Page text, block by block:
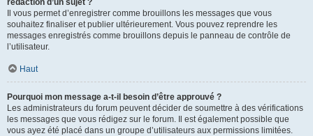
rédaction d’un sujet ?
Il vous permet d’enregistrer comme brouillons les messages que vous
souhaitez finaliser et publier ultérieurement. Vous pouvez reprendre les
messages enregistrés comme brouillons depuis le panneau de contrôle de
l’utilisateur.
Haut
Pourquoi mon message a-t-il besoin d’être approuvé ?
Les administrateurs du forum peuvent décider de soumettre à des vérifications
les messages que vous rédigez sur le forum. Il est également possible que
vous ayez été placé dans un groupe d’utilisateurs aux permissions limitées.